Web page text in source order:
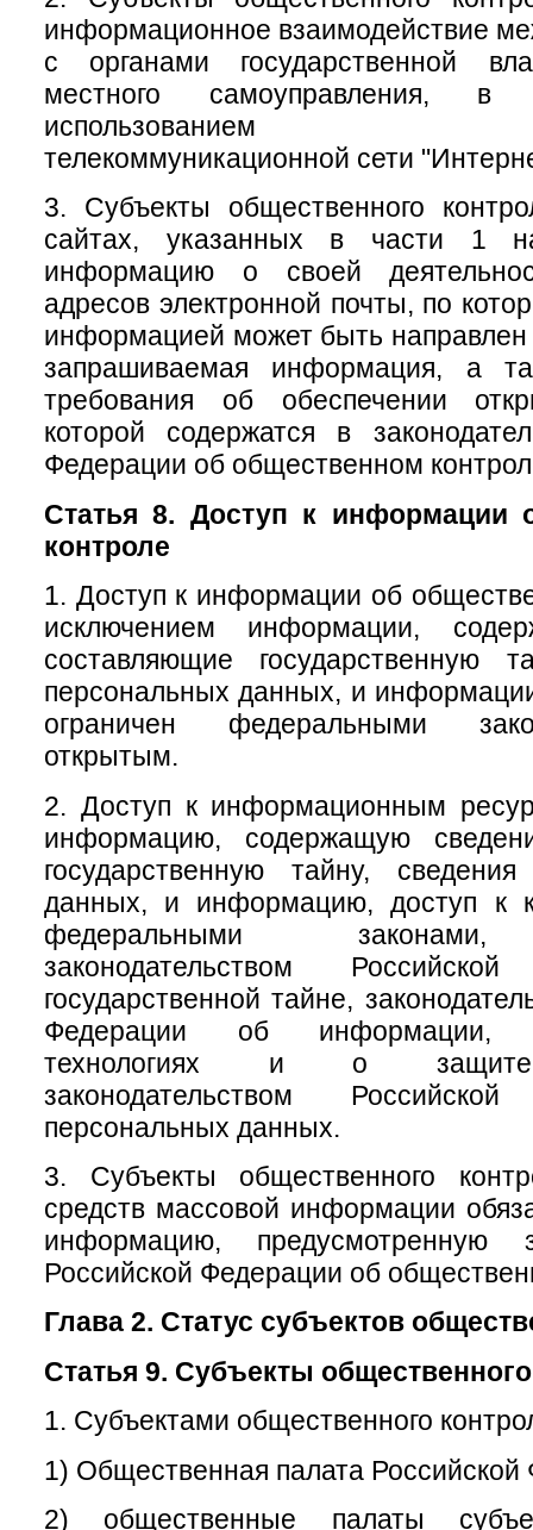
информационное взаимодействие
с органами государственной
местного
использованием
телекоммуникационной сети
3. Субъекты общественного
сайтах, указанных в части 1
информацию о своей
адресов электронной почты, по
информацией может быть направлен
запрашиваемая информация, а
требования об обеспечении
которой содержатся в
Федерации об общественном
Статья 8. Доступ к информации
контроле
1. Доступ к информации об
исключением информации,
составляющие государственную
персональных данных, и
ограничен федеральными
открытым.
2. Доступ к информационным
информацию, содержащую
государственную тайну,
данных, и информацию, доступ к
федеральными законами,
законодательством
государственной тайне,
Федерации об информации,
технологиях и о защите
законодательством
персональных данных.
3. Субъекты общественного
средств массовой информации
информацию, предусмотренную
Российской Федерации об
Глава 2. Статус субъектов
Статья 9. Субъекты
1. Субъектами общественного
1) Общественная палата Российской
2) общественные палаты